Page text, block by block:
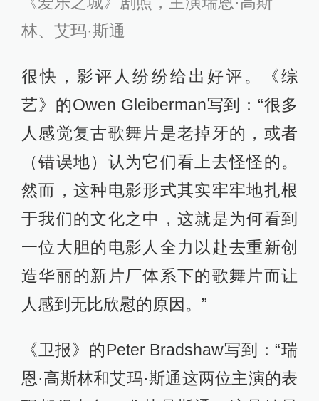
于我们的文化之中，这就是为何看到
一位大胆的电影人全力以赴去重新创
造华丽的新片厂体系下的歌舞片而让
人感到无比欣慰的原因。”
《卫报》的Peter Bradshaw写到：“瑞
恩·高斯林和艾玛·斯通这两位主演的表
现都很出色。尤其是斯通，这是她最
好的一次演出，她的大大的小鹿般的
双眼总是闪烁着机智与聪慧，当它们
没有噙满眼泪的时候。”
尼斯电影节开幕影片、主竞赛单元影
片《爱乐之城》主演艾玛·斯通亮相开